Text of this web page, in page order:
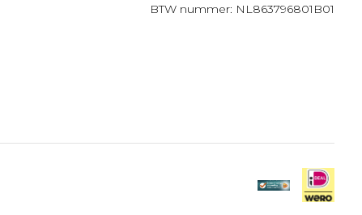
BTW nummer: NL863796801B01